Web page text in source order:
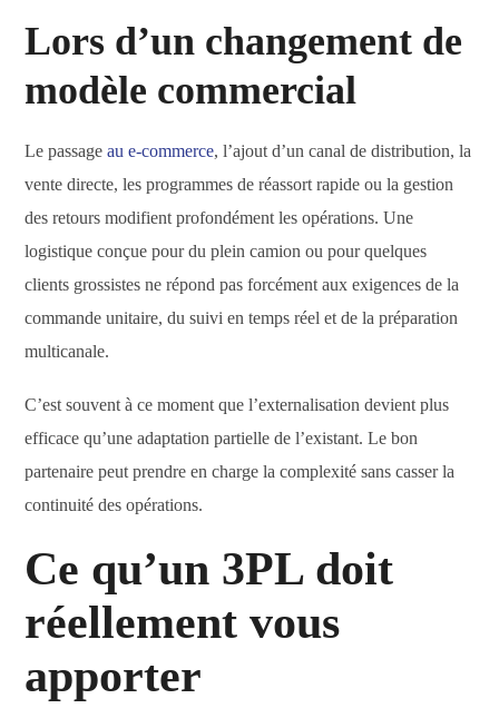
Lors d’un changement de
modèle commercial
Le passageau e-commerce, l’ajout d’un canal de distribution, la
vente directe, les programmes de réassort rapide ou la gestion
des retours modifient profondément les opérations. Une
logistique conçue pour du plein camion ou pour quelques
clients grossistes ne répond pas forcément aux exigences de la
commande unitaire, du suivi en temps réel et de la préparation
multicanale.
C’est souvent à ce moment que l’externalisation devient plus
efficace qu’une adaptation partielle de l’existant. Le bon
partenaire peut prendre en charge la complexité sans casser la
continuité des opérations.
Ce qu’un 3PL doit
réellement vous
apporter